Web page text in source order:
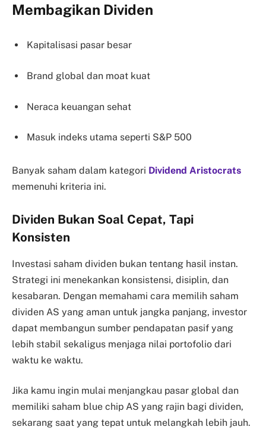
Membagikan Dividen
Kapitalisasi pasar besar
Brand global dan moat kuat
Neraca keuangan sehat
Masuk indeks utama seperti S&P 500
Banyak saham dalam kategori Dividend Aristocrats
memenuhi kriteria ini.
Dividen Bukan Soal Cepat, Tapi
Konsisten
Investasi saham dividen bukan tentang hasil instan.
Strategi ini menekankan konsistensi, disiplin, dan
kesabaran. Dengan memahami cara memilih saham
dividen AS yang aman untuk jangka panjang, investor
dapat membangun sumber pendapatan pasif yang
lebih stabil sekaligus menjaga nilai portofolio dari
waktu ke waktu.
Jika kamu ingin mulai menjangkau pasar global dan
memiliki saham blue chip AS yang rajin bagi dividen,
sekarang saat yang tepat untuk melangkah lebih jauh.